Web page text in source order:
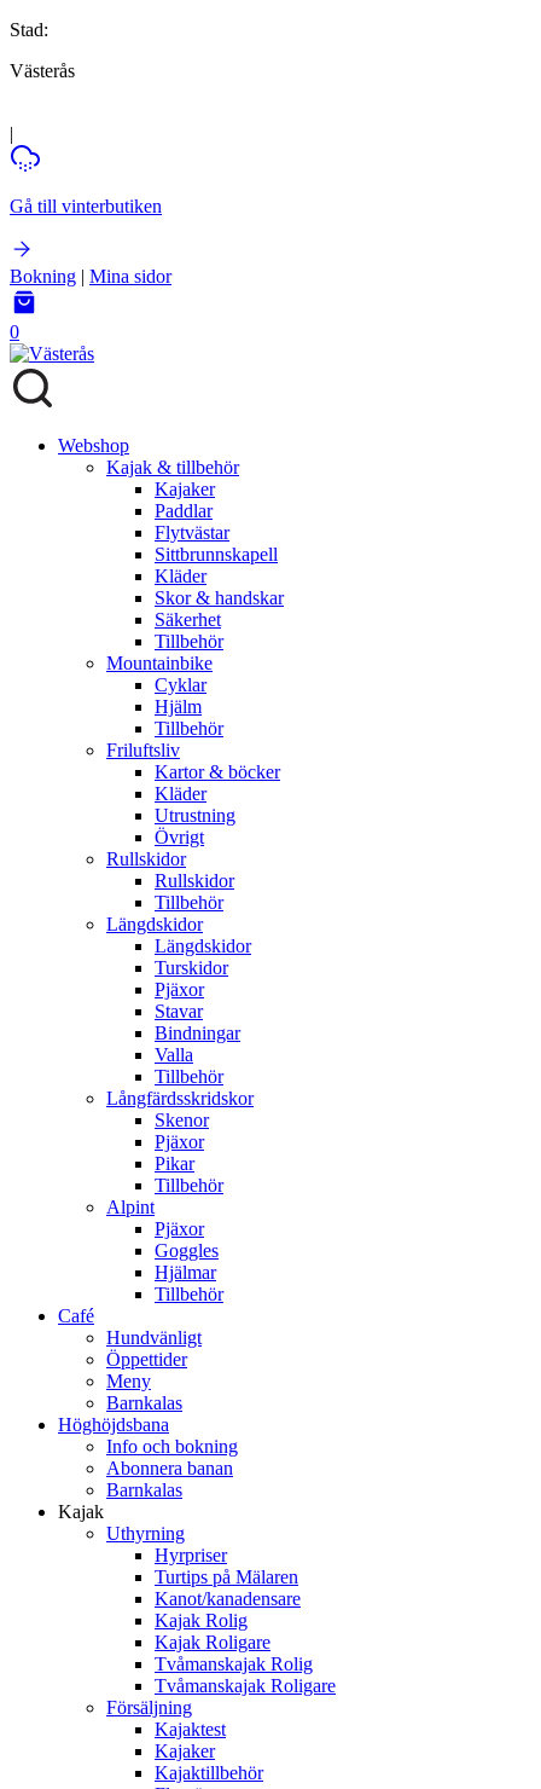
Stad:
Västerås
|
Gå till vinterbutiken
Bokning | Mina sidor
0
Webshop
Kajak & tillbehör
Kajaker
Paddlar
Flytvästar
Sittbrunnskapell
Kläder
Skor & handskar
Säkerhet
Tillbehör
Mountainbike
Cyklar
Hjälm
Tillbehör
Friluftsliv
Kartor & böcker
Kläder
Utrustning
Övrigt
Rullskidor
Rullskidor
Tillbehör
Längdskidor
Längdskidor
Turskidor
Pjäxor
Stavar
Bindningar
Valla
Tillbehör
Långfärdsskridskor
Skenor
Pjäxor
Pikar
Tillbehör
Alpint
Pjäxor
Goggles
Hjälmar
Tillbehör
Café
Hundvänligt
Öppettider
Meny
Barnkalas
Höghöjdsbana
Info och bokning
Abonnera banan
Barnkalas
Kajak
Uthyrning
Hyrpriser
Turtips på Mälaren
Kanot/kanadensare
Kajak Rolig
Kajak Roligare
Tvåmanskajak Rolig
Tvåmanskajak Roligare
Försäljning
Kajaktest
Kajaker
Kajaktillbehör